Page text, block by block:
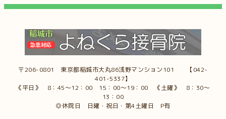
〒206-0801 東京都稲城市大丸86浅野マンション101 【042-
401-5337】
《平日》 8：45～12：00 15：00～19：00 《土曜》 8：30～
13：00
◎休院日 日曜・祝日・第4土曜日 P有